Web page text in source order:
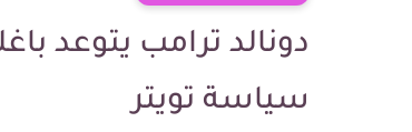
دونالد ‏ترامب ‏يتوعد
‏سياسة ‏تويتر